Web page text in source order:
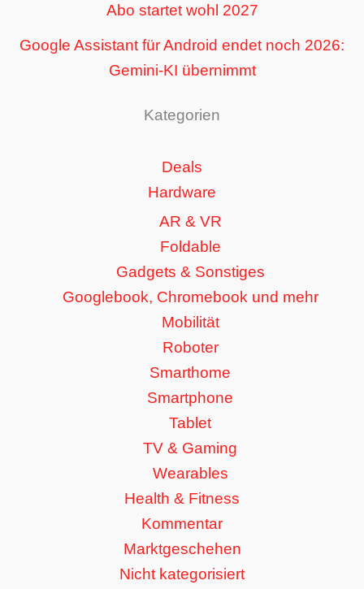
Abo startet wohl 2027
Google Assistant für Android endet noch 2026:
Gemini-KI übernimmt
Kategorien
Deals
Hardware
AR & VR
Foldable
Gadgets & Sonstiges
Googlebook, Chromebook und mehr
Mobilität
Roboter
Smarthome
Smartphone
Tablet
TV & Gaming
Wearables
Health & Fitness
Kommentar
Marktgeschehen
Nicht kategorisiert